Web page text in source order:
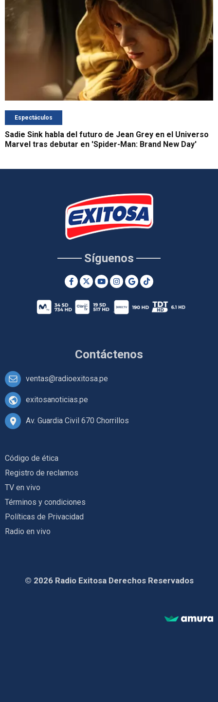
Espectáculos
Sadie Sink habla del futuro de Jean Grey en el Universo
Marvel tras debutar en 'Spider-Man: Brand New Day'
Contáctenos
ventas@radioexitosa.pe
exitosanoticias.pe
Av. Guardia Civil 670 Chorrillos
Síguenos
Código de ética
Registro de reclamos
TV en vivo
Términos y condiciones
Políticas de Privacidad
Radio en vivo
© 2026 Radio Exitosa Derechos Reservados